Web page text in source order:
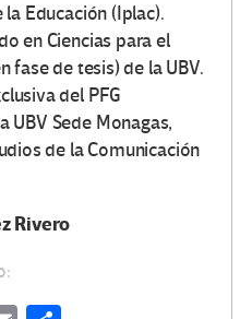
la Educación (Iplac).
en Ciencias para el
fase de tesis) de la UBV.
del PFG
UBV Sede Monagas,
de la Comunicación
Rivero